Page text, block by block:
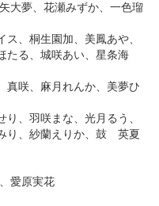
大夢、花瀬みずか、一色瑠
、桐生園加、美鳳あや、
る、城咲あい、星条海
咲、麻月れんか、美夢ひ
、羽咲まな、光月るう、
り、紗蘭えりか、鼓 英夏
愛原実花